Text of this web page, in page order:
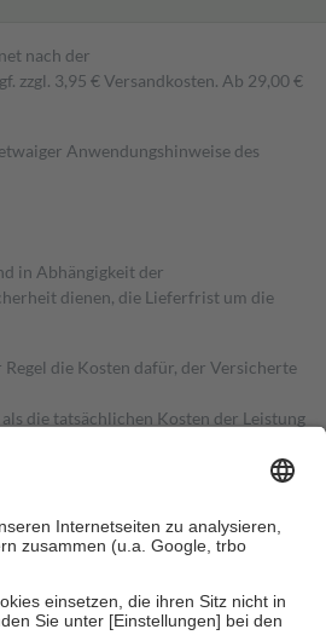
nach der
zzgl. 3,95 € Versandkosten. Ab 29,00 €
Anwendungshinweise des
in Abhängigkeit der
dienen, die Lieferfrist um die
die Kosten dafür, der Versicherte
die tatsächlichen Kosten der Leistung